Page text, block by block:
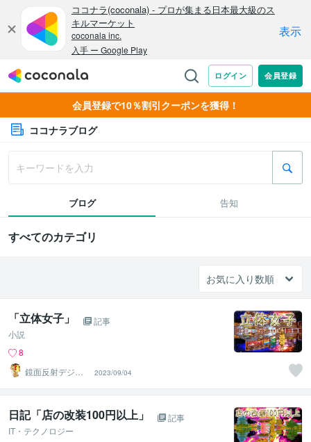
会員登録で10％割引クーポンを獲得！
ココナラブログ
ブログ 告知
すべてのカテゴリ
「立体女子」
記事
小説
8
鏡面反射デジタ
ルアート製作所
（鈴木穣）
2023/09/04
日記「店の改装100円以上」
記事
IT・テクノロジー